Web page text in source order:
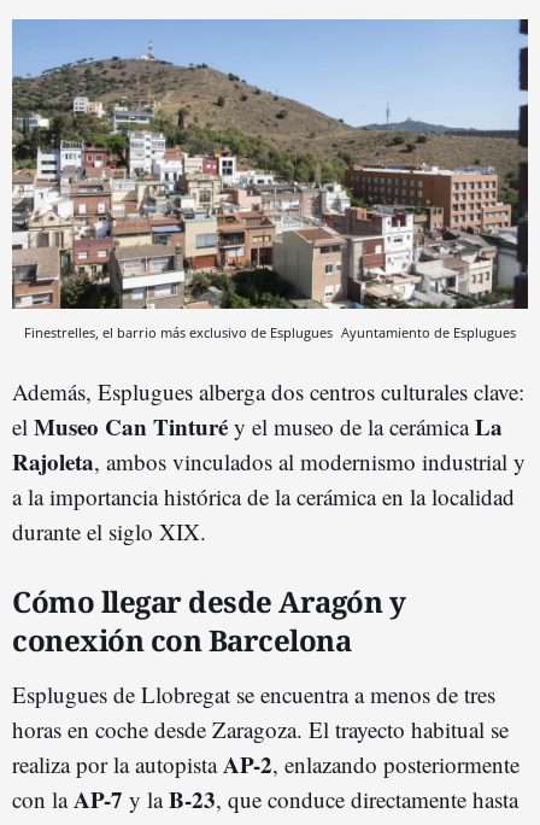
Finestrelles, el barrio más exclusivo de Esplugues Ayuntamiento de Esplugues
Además, Esplugues alberga dos centros culturales clave:
el Museo Can Tinturé y el museo de la cerámicaLa
Rajoleta, ambos vinculados al modernismo industrial y
a la importancia histórica de la cerámica en la localidad
durante el siglo XIX.
Cómo llegar desde Aragón y
conexión con Barcelona
Esplugues de Llobregat se encuentra a menos de tres
horas en coche desde Zaragoza. El trayecto habitual se
realiza por la autopistaAP-2, enlazando posteriormente
con laAP-7 y laB-23, que conduce directamente hasta